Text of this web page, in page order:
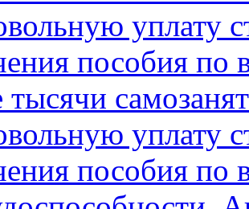
уплату
пособия по
тысячи
уплату
пособия по